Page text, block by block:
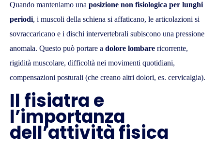
Quando manteniamo una posizione non fisiologica per lunghi
periodi, i muscoli della schiena si affaticano, le articolazioni si
sovraccaricano e i dischi intervertebrali subiscono una pressione
anomala. Questo può portare a dolore lombare ricorrente,
rigidità muscolare, difficoltà nei movimenti quotidiani,
compensazioni posturali (che creano altri dolori, es. cervicalgia).
Il fisiatra e
l’importanza
dell’attività fisica